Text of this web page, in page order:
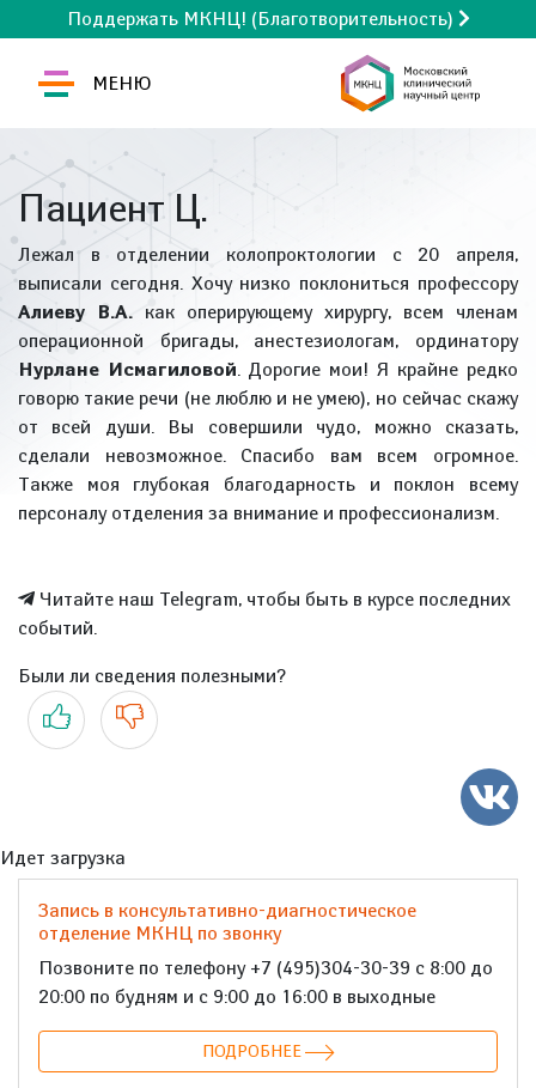
Поддержать МКНЦ! (Благотворительность)
МЕНЮ
Пациент Ц.
Лежал в отделении колопроктологии с 20 апреля,
выписали сегодня. Хочу низко поклониться профессору
Алиеву В.А. как оперирующему хирургу, всем членам
операционной бригады, анестезиологам, ординатору
Нурлане Исмагиловой. Дорогие мои! Я крайне редко
говорю такие речи (не люблю и не умею), но сейчас скажу
от всей души. Вы совершили чудо, можно сказать,
сделали невозможное. Спасибо вам всем огромное.
Также моя глубокая благодарность и поклон всему
персоналу отделения за внимание и профессионализм.
Читайте наш Telegram, чтобы быть в курсе последних
событий.
Были ли сведения полезными?
Да Нет
Идет загрузка
Запись в консультативно-диагностическое
отделение МКНЦ по звонку
Позвоните по телефону +7 (495)304-30-39 с 8:00 до
20:00 по будням и с 9:00 до 16:00 в выходные
ПОДРОБНЕЕ